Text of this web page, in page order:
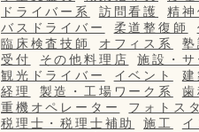
ドライバー系
訪問看護
精
バスドライバー
柔道整復師
臨床検査技師
オフィス系
受付
その他料理店
施設・
観光ドライバー
イベント
経理
製造・工場ワーク系
重機オペレーター
フォトス
税理士・税理士補助
施工